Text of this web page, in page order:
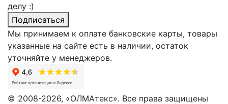
делу :)
Подписаться
Мы принимаем к оплате банковские карты, товары
указанные на сайте есть в наличии, остаток
уточняйте у менеджеров.
© 2008-2026, «ОЛМАтекс». Все права защищены